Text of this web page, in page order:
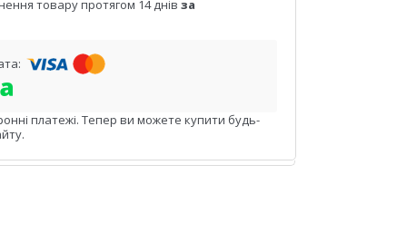
товару протягом 14 днів за
платежі. Тепер ви можете купити будь-